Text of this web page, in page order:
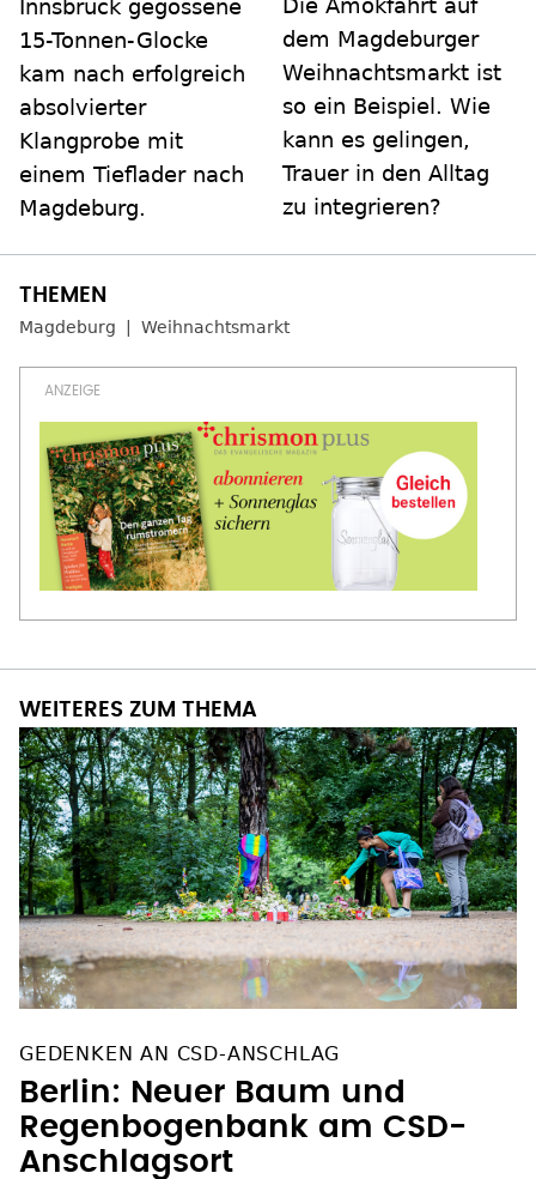
Innsbruck gegossene
15-Tonnen-Glocke
kam nach erfolgreich
absolvierter
Klangprobe mit
einem Tieflader nach
Magdeburg.
Die Amokfahrt auf
dem Magdeburger
Weihnachtsmarkt ist
so ein Beispiel. Wie
kann es gelingen,
Trauer in den Alltag
zu integrieren?
Magdeburg Weihnachtsmarkt
WEITERES ZUM THEMA
GEDENKEN AN CSD-ANSCHLAG
Berlin: Neuer Baum und
Regenbogenbank am CSD-
Anschlagsort